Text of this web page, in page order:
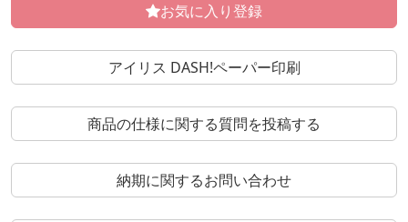
お気に入り登録
アイリス DASH!ペーパー印刷
商品の仕様に関する質問を投稿する
納期に関するお問い合わせ